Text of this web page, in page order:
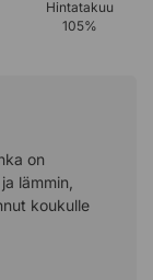
Hintatakuu
105%
on
lämmin,
koukulle